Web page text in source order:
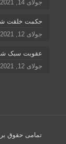
جولای 14, 2021
حکمت خلقت
جولای 12, 2021
عقوبت سبک
جولای 12, 2021
تمامی حقوق